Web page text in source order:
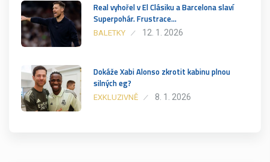
Real vyhořel v El Clásiku a Barcelona slaví
Superpohár. Frustrace…
BALETKY 12. 1. 2026
Dokáže Xabi Alonso zkrotit kabinu plnou
silných eg?
EXKLUZIVNĚ 8. 1. 2026